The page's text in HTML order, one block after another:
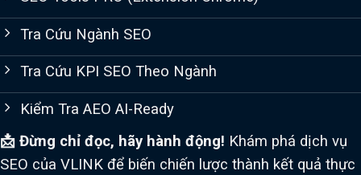
Tra Cứu Ngành SEO
Tra Cứu KPI SEO Theo Ngành
Kiểm Tra AEO AI-Ready
📩 Đừng chỉ đọc, hãy hành động! Khám phá dịch vụ
SEO của VLINK để biến chiến lược thành kết quả thực